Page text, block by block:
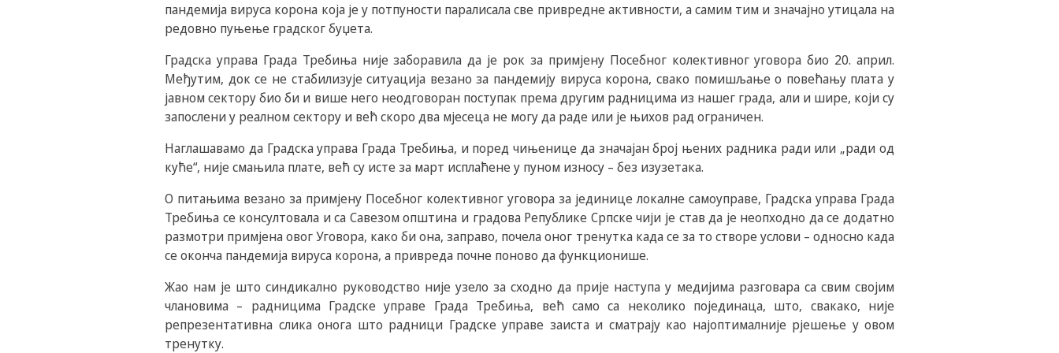
пандемија вируса корона која је у потпуности паралисaла све привредне активности, а самим тим и значајно утицала на
редовно пуњење градског буџета.
Градска управа Града Требиња није заборавила да је рок за примјену Посебног колективног уговора био 20. април.
Међутим, док се не стабилизује ситуација везано за пандемију вируса корона, свако помишљање о повећању плата у
јавном сектору био би и више него неодговоран поступак према другим радницима из нашег града, али и шире, који су
запослени у реалном сектору и већ скоро два мјесеца не могу да раде или је њихов рад ограничен.
Наглашавамо да Градска управа Града Требиња, и поред чињенице да значајан број њених радника ради или „ради од
куће“, није смањила плате, већ су исте за март исплаћене у пуном износу – без изузетака.
О питањима везано за примјену Посебног колективног уговора за јединице локалне самоуправе, Градска управа Града
Требиња се консултовала и са Савезом општина и градова Републике Српске чији је став да је неопходно да се додатно
размотри примјена овог Уговора, како би она, заправо, почела оног тренутка када се за то створе услови – односно када
се оконча пандемија вируса корона, а привреда почне поново да функционише.
Жао нам је што синдикално руководство није узело за сходно да прије наступа у медијима разговара са свим својим
члановима – радницима Градске управе Града Требиња, већ само са неколико појединаца, што, свакако, није
репрезентативна слика онога што радници Градске управе заиста и сматрају као најоптималније рјешење у овом
тренутку.